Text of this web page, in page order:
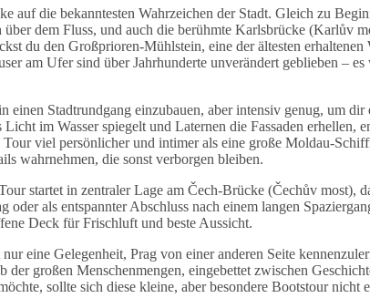
auf die bekanntesten Wahrzeichen der Stadt. Gleich zu
dem Fluss, und auch die berühmte Karlsbrücke (Karlův
du den Großprioren-Mühlstein, eine der ältesten erhaltenen
am Ufer sind über Jahrhunderte unverändert geblieben –
Stadtrundgang einzubauen, aber intensiv genug, um dir
im Wasser spiegelt und Laternen die Fassaden erhellen,
viel persönlicher und intimer als eine große Moldau-
wahrnehmen, die sonst verborgen bleiben.
startet in zentraler Lage am Čech-Brücke (Čechův most),
oder als entspannter Abschluss nach einem langen
Deck für Frischluft und beste Aussicht.
eine Gelegenheit, Prag von einer anderen Seite
der großen Menschenmengen, eingebettet zwischen
sollte sich diese kleine, aber besondere Bootstour nicht